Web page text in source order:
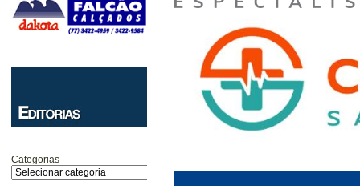
Categorias